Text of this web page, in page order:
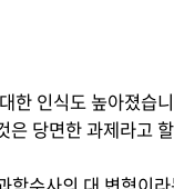
한 인식도 높아졌습
은 당면한 과제라고